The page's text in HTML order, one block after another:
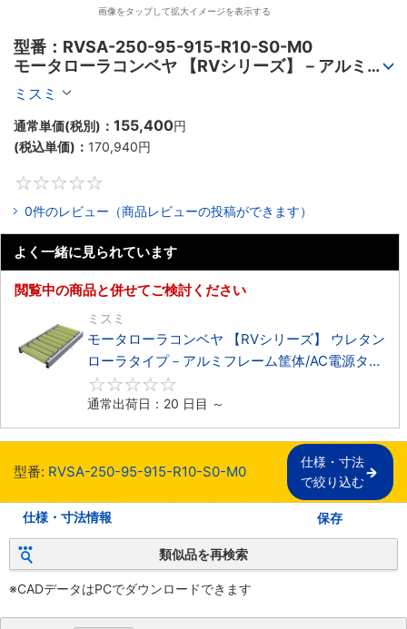
画像をタップして拡大イメージを表示する
型番：RVSA-250-95-915-R10-S0-M0
モータローラコンベヤ 【RVシリーズ】－アルミフ
レーム筐体/AC電源タイプ－
ミスミ
通常単価(税別)： 155,400円
(税込単価)： 170,940円
0件のレビュー（商品レビューの投稿ができます）
よく一緒に見られています
閲覧中の商品と併せてご検討ください
ミスミ
モータローラコンベヤ 【RVシリーズ】 ウレタン
ローラタイプ－アルミフレーム筐体/AC電源タイ
プ－
通常出荷日：20 日目 ～
型番: RVSA-250-95-915-R10-S0-M0
仕様・寸法
で絞り込む
仕様・寸法情報 保存
類似品を再検索
※CADデータはPCでダウンロードできます